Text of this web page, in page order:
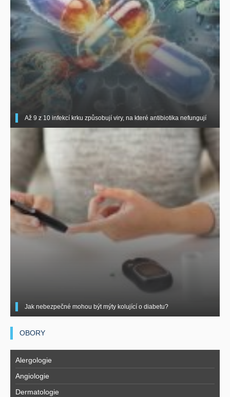
Až 9 z 10 infekcí krku způsobují viry, na které antibiotika nefungují
Jak nebezpečné mohou být mýty kolující o diabetu?
OBORY
Alergologie
Angiologie
Dermatologie